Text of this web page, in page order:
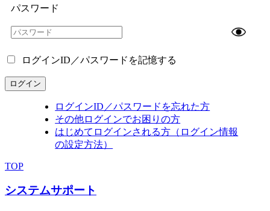
パスワード
ログインID／パスワードを記憶する
ログイン
ログインID／パスワードを忘れた方
その他ログインでお困りの方
はじめてログインされる方（ログイン情報
の設定方法）
TOP
システムサポート